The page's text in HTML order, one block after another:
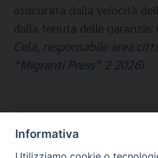
assicurata dalla velocità
dalla tenuta delle garanzie.
Cela, responsabile area
“Migranti Press” 2 2026)
Temi:
LEGGI E GIURISPRUDENZA
Informativa